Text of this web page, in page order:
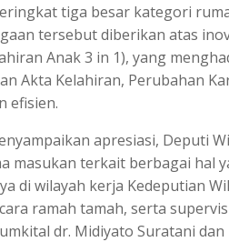
tiga besar kategori
tersebut diberikan atas
Anak 3 in 1), yang
Akta Kelahiran, Perubahan
efisien.
apresiasi, Deputi
masukan terkait berbagai hal
di wilayah kerja Kedeputian
ramah tamah, serta
dr. Midiyato Suratani